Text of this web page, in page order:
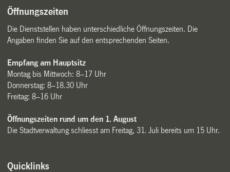
Öffnungszeiten
Die Dienststellen haben unterschiedliche Öffnungszeiten. Die
Angaben finden Sie auf den entsprechenden Seiten.
Empfang am Hauptsitz
Montag bis Mittwoch: 8–17 Uhr
Donnerstag: 8–18.30 Uhr
Freitag: 8–16 Uhr
Öffnungszeiten rund um den 1. August
Die Stadtverwaltung schliesst am Freitag, 31. Juli bereits um 15 Uhr.
Quicklinks